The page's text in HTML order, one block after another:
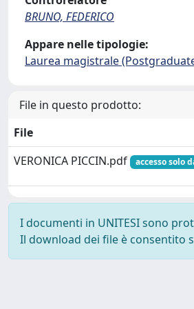
BRUNO, FEDERICO
Appare nelle tipologie:
Laurea magistrale
File in questo prodotto:
File
VERONICA PICCIN.pdf
accesso solo
I documenti in UNITESI sono
Il download dei file è consentito